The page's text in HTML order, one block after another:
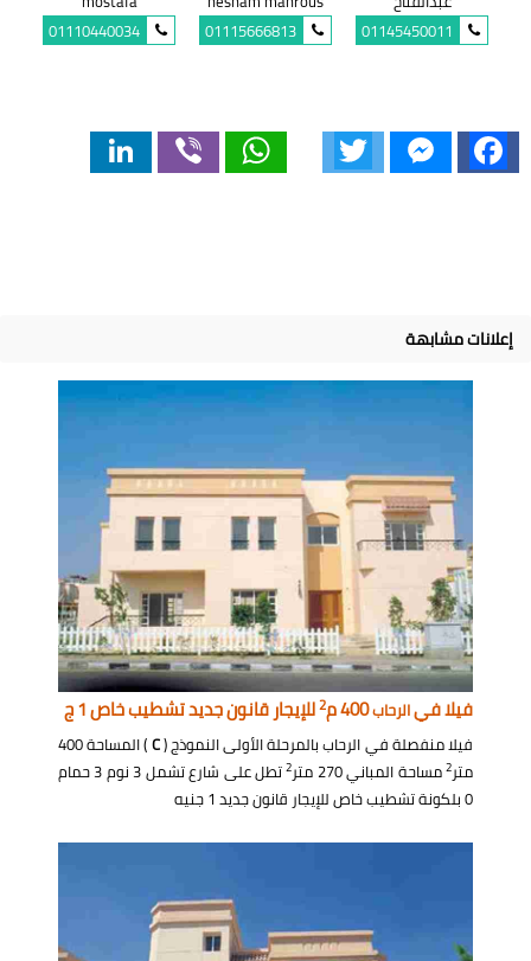
01145450011
01115666813
01110440034
Facebook
Messenger
WhatsApp
إعلانات مشابهة
فيلا فيالرحاب400 م 2للإيجار قانون جديد تشطيب خاص 1 ج
فيلا منفصلة في الرحاب بالمرحلة الأولى النموذج (C
) المساحة 400
متر2مساحة المباني 270 متر 2
تطل على شارع تشمل 3 نوم 3 حمام
0 بلكونة تشطيب خاص للإيجار قانون جديد 1 جنيه